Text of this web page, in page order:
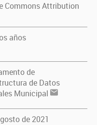
Commons Attribution
años
de
de Datos
Municipal
de 2021